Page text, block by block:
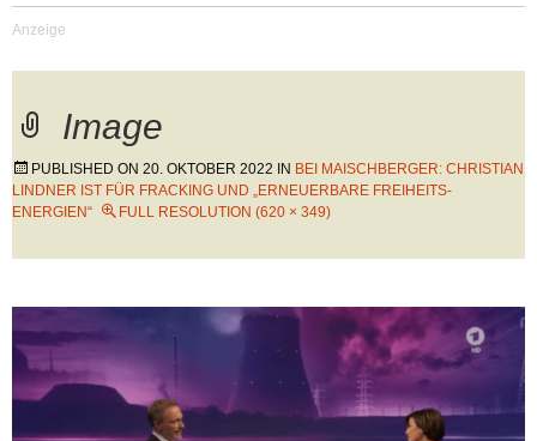
Image
PUBLISHED ON 20. OKTOBER 2022 IN BEI MAISCHBERGER: CHRISTIAN
LINDNER IST FÜR FRACKING UND „ERNEUERBARE FREIHEITS-
ENERGIEN“
FULL RESOLUTION (620 × 349)